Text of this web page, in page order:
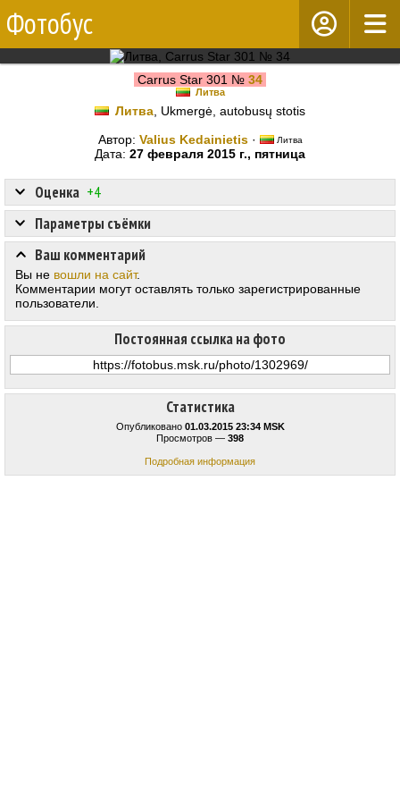
Фотобус
Carrus Star 301 № 34
Литва
Литва , Ukmergė, autobusų stotis
Автор: Valius Kedainietis· Литва
Дата: 27 февраля 2015 г., пятница
Статистика
Опубликовано 01.03.2015 23:34 MSK
Просмотров — 398
Подробная информация
Оценка +4
Постоянная ссылка на фото
Параметры съёмки
Ваш комментарий
Вы не вошли на сайт.
Комментарии могут оставлять только зарегистрированные
пользователи.